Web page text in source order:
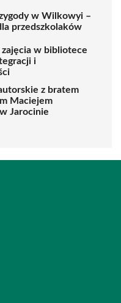
w Wilkowyi –
przedszkolaków
w bibliotece
i
z bratem
Maciejem
Jarocinie